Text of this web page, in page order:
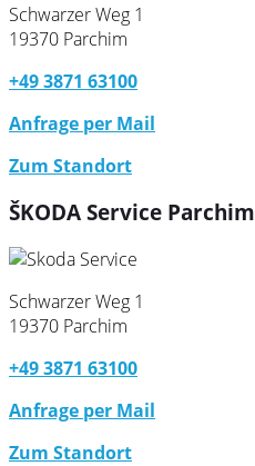
Schwarzer Weg 1
19370 Parchim
+49 3871 63100
Anfrage per Mail
Zum Standort
ŠKODA Service Parchim
Schwarzer Weg 1
19370 Parchim
+49 3871 63100
Anfrage per Mail
Zum Standort